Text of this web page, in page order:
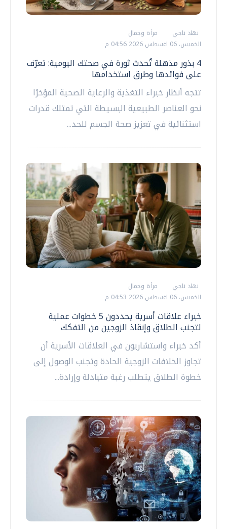
نهاد ناجي
مرأة وجمال
الخميس، 06 اغسطس 2026 04:56 م
4 بذور مذهلة تُحدث ثورة في صحتك اليومية: تعرّف
على فوائدها وطرق استخدامها
تتجه أنظار خبراء التغذية والرعاية الصحية المؤخرًا
نحو العناصر الطبيعية البسيطة التي تمتلك قدرات
استثنائية في تعزيز صحة الجسم للحد...
نهاد ناجي
مرأة وجمال
الخميس، 06 اغسطس 2026 04:53 م
خبراء علاقات أسرية يحددون 5 خطوات عملية
لتجنب الطلاق وإنقاذ الزوجين من التفكك
أكد خبراء واستشاريون في العلاقات الأسرية أن
تجاوز الخلافات الزوجية الحادة وتجنب الوصول إلى
خطوة الطلاق يتطلب رغبة متبادلة وإرادة...